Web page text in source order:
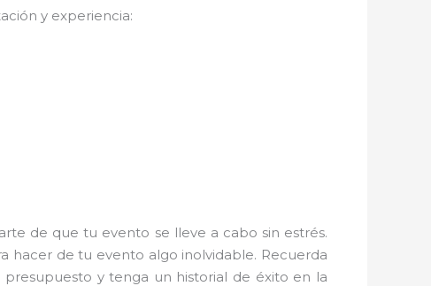
y experiencia:
de que tu evento se lleve a cabo sin estrés.
hacer de tu evento algo inolvidable. Recuerda
y tenga un historial de éxito en la